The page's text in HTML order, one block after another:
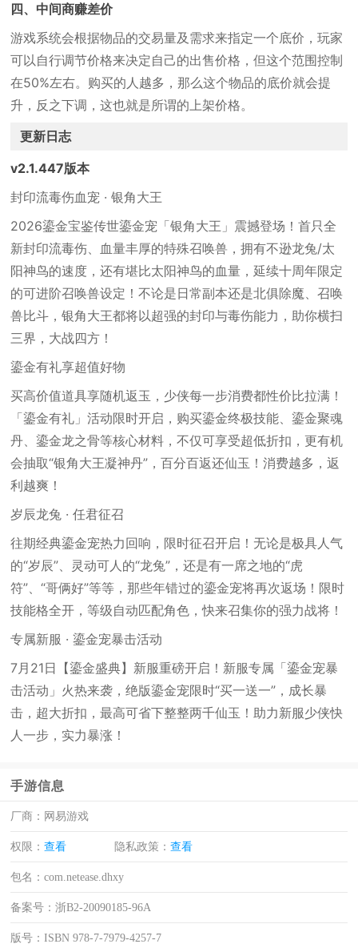
四、中间商赚差价
游戏系统会根据物品的交易量及需求来指定一个底价，玩家
可以自行调节价格来决定自己的出售价格，但这个范围控制
在50%左右。购买的人越多，那么这个物品的底价就会提
升，反之下调，这也就是所谓的上架价格。
更新日志
v2.1.447版本
封印流毒伤血宠 · 银角大王
2026鎏金宝鉴传世鎏金宠「银角大王」震撼登场！首只全
新封印流毒伤、血量丰厚的特殊召唤兽，拥有不逊龙兔/太
阳神鸟的速度，还有堪比太阳神鸟的血量，延续十周年限定
的可进阶召唤兽设定！不论是日常副本还是北俱除魔、召唤
兽比斗，银角大王都将以超强的封印与毒伤能力，助你横扫
三界，大战四方！
鎏金有礼享超值好物
买高价值道具享随机返玉，少侠每一步消费都性价比拉满！
「鎏金有礼」活动限时开启，购买鎏金终极技能、鎏金聚魂
丹、鎏金龙之骨等核心材料，不仅可享受超低折扣，更有机
会抽取“银角大王凝神丹”，百分百返还仙玉！消费越多，返
利越爽！
岁辰龙兔 · 任君征召
往期经典鎏金宠热力回响，限时征召开启！无论是极具人气
的“岁辰”、灵动可人的“龙兔”，还是有一席之地的“虎
符”、“哥俩好”等等，那些年错过的鎏金宠将再次返场！限时
技能格全开，等级自动匹配角色，快来召集你的强力战将！
专属新服 · 鎏金宠暴击活动
7月21日【鎏金盛典】新服重磅开启！新服专属「鎏金宠暴
击活动」火热来袭，绝版鎏金宠限时“买一送一”，成长暴
击，超大折扣，最高可省下整整两千仙玉！助力新服少侠快
人一步，实力暴涨！
手游信息
厂商： 网易游戏
权限：查看 隐私政策：查看
包名：com.netease.dhxy
备案号：浙B2-20090185-96A
版号：ISBN 978-7-7979-4257-7